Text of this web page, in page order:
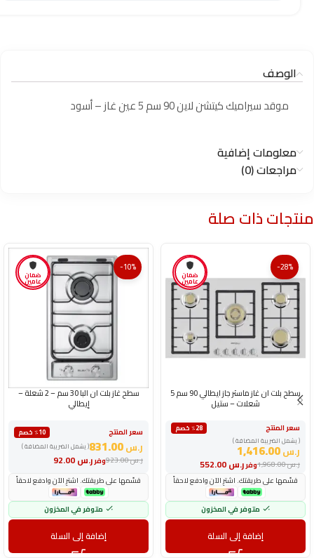
الوصف
موقد سيراميك كيتشن لاين 90 سم 5 عين غاز – أسود
معلومات إضافية
مراجعات (0)
منتجات ذات صلة
ضمان
عامين
-28%
سطح بلت ان غاز ماستر جاز ايطالي 90 سم 5
شعلات – ستيل
سعر المنتج
٪28 خصم
( يشمل الضريبة المضافة )
ر.س1,416.00
وفرر.س ر.س1,968.00
قسّمها على طريقتك. اشترِ الآن وادفع لاحقاً
متوفر في المخزون
إضافة إلى السلة
ضمان
عامين
-10%
سطح غاز بلت ان البا 30 سم – 2 شعلة –
إيطالي
سعر المنتج
٪10 خصم
( يشمل الضريبة المضافة )
ر.س
وفرر.س ر.س923.00
قسّمها على طريقتك. اشترِ الآن وادفع لاحقاً
متوفر في المخزون
إضافة إلى السلة